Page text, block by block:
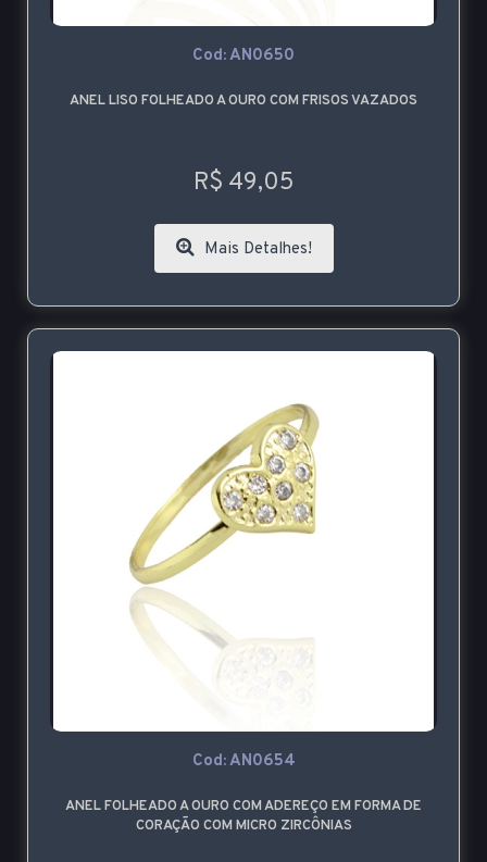
Cod: AN0650
ANEL LISO FOLHEADO A OURO COM FRISOS VAZADOS
R$ 49,05
Mais Detalhes!
Cod: AN0654
ANEL FOLHEADO A OURO COM ADEREÇO EM FORMA DE
CORAÇÃO COM MICRO ZIRCÔNIAS